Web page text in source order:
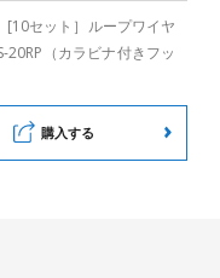
[10セット］ループワイヤ
（カラビナ付きフッ
購入する